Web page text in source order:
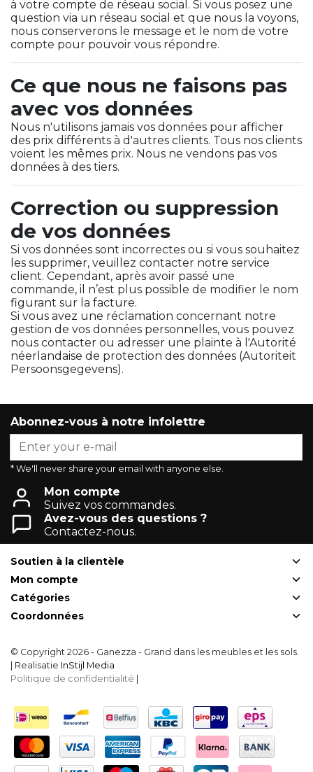
à votre compte de réseau social. Si vous posez une
question via un réseau social et que nous la voyons,
nous conserverons le message et le nom de votre
compte pour pouvoir vous répondre.
Ce que nous ne faisons pas
avec vos données
Nous n'utilisons jamais vos données pour afficher
des prix différents à d'autres clients. Tous nos clients
voient les mêmes prix. Nous ne vendons pas vos
données à des tiers.
Correction ou suppression
de vos données
Si vos données sont incorrectes ou si vous souhaitez
les supprimer, veuillez contacter notre service
client. Cependant, après avoir passé une
commande, il n’est plus possible de modifier le nom
figurant sur la facture.
Si vous avez une réclamation concernant notre
gestion de vos données personnelles, vous pouvez
nous contacter ou adresser une plainte à l'Autorité
néerlandaise de protection des données (Autoriteit
Persoonsgegevens).
Abonnez-vous à notre infolettre
* We'll never share your email with anyone else.
Mon compte
Suivez vos commandes.
Avez-vous des questions ?
Contactez-nous.
Soutien à la clientèle
Mon compte
Catégories
Coordonnées
© Copyright 2026 - Ganezza - Grand dans les meubles et les sols.
| Realisatie InStijl Media
Politique de confidentialité